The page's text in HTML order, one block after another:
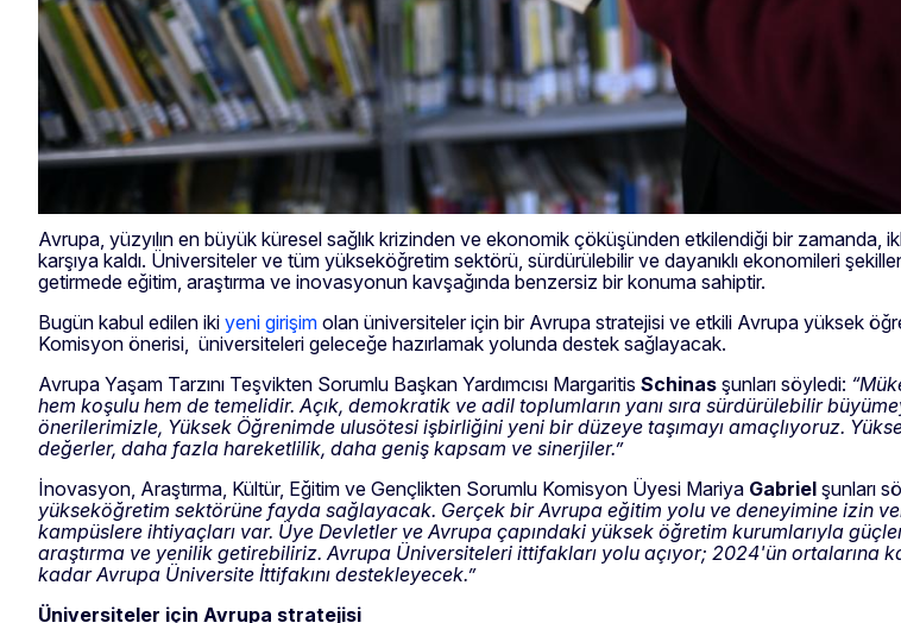
Avrupa, yüzyılın en büyük küresel sağlık krizinden ve ekonomik çöküşünden etkilendiği bir
karşıya kaldı. Üniversiteler ve tüm yükseköğretim sektörü, sürdürülebilir ve dayanıklı ekonomileri
getirmede eğitim, araştırma ve inovasyonun kavşağında benzersiz bir konuma sahiptir.
Bugün kabul edilen iki yeni girişim olan üniversiteler için bir Avrupa stratejisi ve etkili Avrupa yüksek
Komisyon önerisi, üniversiteleri geleceğe hazırlamak yolunda destek sağlayacak.
Avrupa Yaşam Tarzını Teşvikten Sorumlu Başkan Yardımcısı Margaritis Schinas şunları söyledi:
hem koşulu hem de temelidir. Açık, demokratik ve adil toplumların yanı sıra sürdürülebilir
önerilerimizle, Yüksek Öğrenimde ulusötesi işbirliğini yeni bir düzeye taşımayı amaçlıyoruz.
değerler, daha fazla hareketlilik, daha geniş kapsam ve sinerjiler.”
İnovasyon, Araştırma, Kültür, Eğitim ve Gençlikten Sorumlu Komisyon Üyesi Mariya Gabriel şunları
yükseköğretim sektörüne fayda sağlayacak. Gerçek bir Avrupa eğitim yolu ve deneyimine izin
kampüslere ihtiyaçları var. Üye Devletler ve Avrupa çapındaki yüksek öğretim kurumlarıyla
araştırma ve yenilik getirebiliriz. Avrupa Üniversiteleri ittifakları yolu açıyor; 2024'ün
kadar Avrupa Üniversite İttifakını destekleyecek.”
Üniversiteler için Avrupa stratejisi